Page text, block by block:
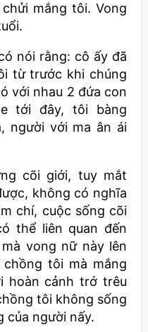
mắng tôi. Vong
nói rằng: cô ấy đã
từ trước khi chúng
với nhau 2 đứa con
tới đây, tôi bàng
người với ma ân ái
cõi giới, tuy mắt
không có nghĩa
chí, cuộc sống cõi
thể liên quan đến
vong nữ này lên
tôi mà mắng
hoàn cảnh trớ trêu
tôi không sống
của người nấy.